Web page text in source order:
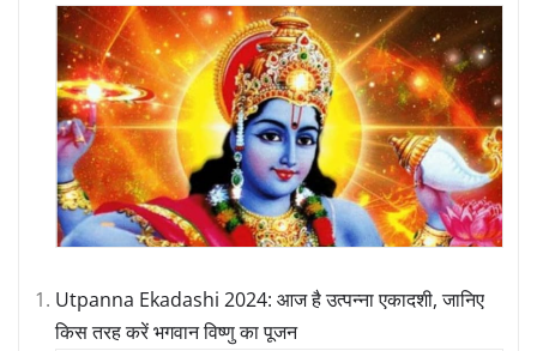
Utpanna Ekadashi 2024: आज है उत्पन्ना एकादशी, जानिए
किस तरह करें भगवान विष्णु का पूजन